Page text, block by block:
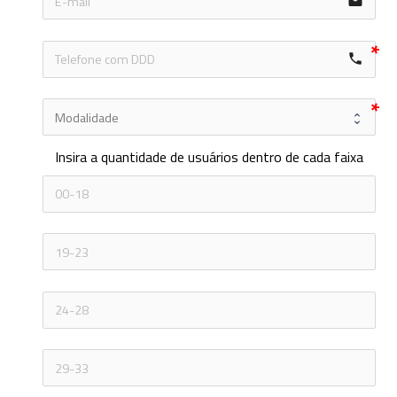
local_phone
Insira a quantidade de usuários dentro de cada faixa